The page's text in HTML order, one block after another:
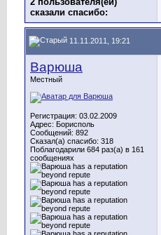
сказали cпасибо:
11.11.2011, 19:21
Варюша
Местный
Регистрация: 03.02.2009
Адрес: Борисполь
Сообщений: 892
Сказал(а) спасибо: 318
Поблагодарили 684 раз(а) в 161
сообщениях